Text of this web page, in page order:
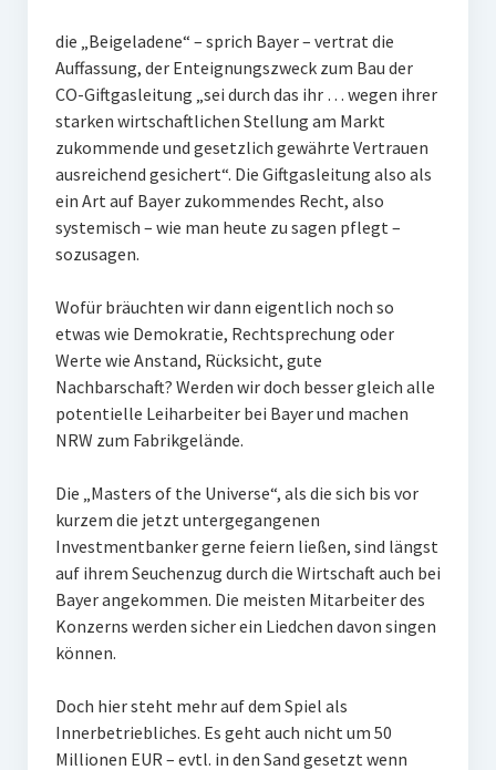
die „Beigeladene“ – sprich Bayer – vertrat die
Auffassung, der Enteignungszweck zum Bau der
CO-Giftgasleitung „sei durch das ihr … wegen ihrer
starken wirtschaftlichen Stellung am Markt
zukommende und gesetzlich gewährte Vertrauen
ausreichend gesichert“. Die Giftgasleitung also als
ein Art auf Bayer zukommendes Recht, also
systemisch – wie man heute zu sagen pflegt –
sozusagen.
Wofür bräuchten wir dann eigentlich noch so
etwas wie Demokratie, Rechtsprechung oder
Werte wie Anstand, Rücksicht, gute
Nachbarschaft? Werden wir doch besser gleich alle
potentielle Leiharbeiter bei Bayer und machen
NRW zum Fabrikgelände.
Die „Masters of the Universe“, als die sich bis vor
kurzem die jetzt untergegangenen
Investmentbanker gerne feiern ließen, sind längst
auf ihrem Seuchenzug durch die Wirtschaft auch bei
Bayer angekommen. Die meisten Mitarbeiter des
Konzerns werden sicher ein Liedchen davon singen
können.
Doch hier steht mehr auf dem Spiel als
Innerbetriebliches. Es geht auch nicht um 50
Millionen EUR – evtl. in den Sand gesetzt wenn